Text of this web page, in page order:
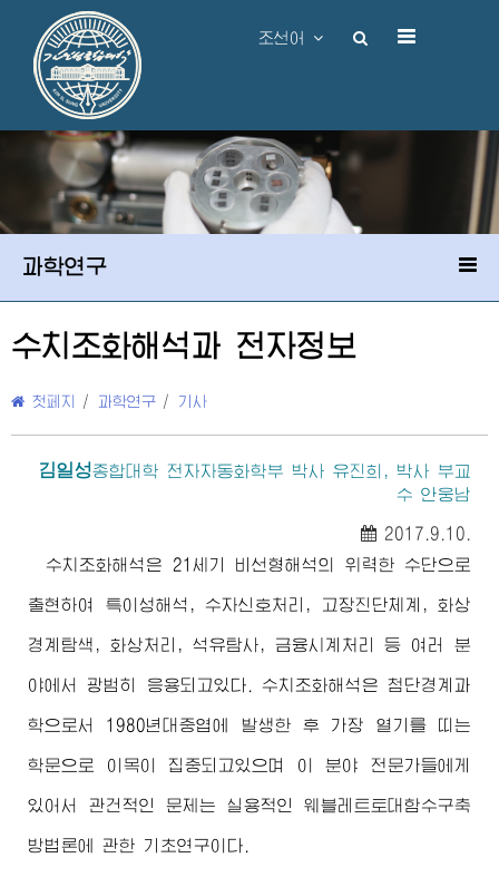
조선어
과학연구
수치조화해석과 전자정보
첫페지 / 과학연구 / 기사
김일성종합대학 전자자동화학부 박사 유진희, 박사 부교
수 안웅남
2017.9.10.
수치조화해석은 21세기 비선형해석의 위력한 수단으로
출현하여 특이성해석, 수자신호처리, 고장진단체계, 화상
경계탐색, 화상처리, 석유탐사, 금융시계처리 등 여러 분
야에서 광범히 응용되고있다. 수치조화해석은 첨단경계과
학으로서 1980년대중엽에 발생한 후 가장 열기를 띠는
학문으로 이목이 집중되고있으며 이 분야 전문가들에게
있어서 관건적인 문제는 실용적인 웨블레트토대함수구축
방법론에 관한 기초연구이다.